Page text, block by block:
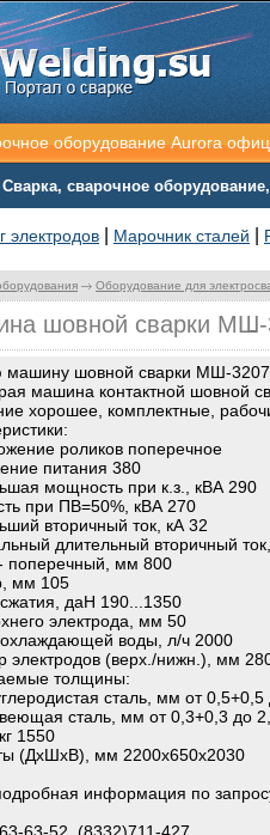
Оборудование для
шовной сварки МШ-
шовной сварки МШ-3207,
машина контактной шовной
хорошее, комплектные,
роликов поперечное
питания 380
мощность при к.з., кВА 290
при ПВ=50%, кВА 270
вторичный ток, кА 32
длительный вторичный
поперечный, мм 800
мм 105
даН 190...1350
электрода, мм 50
воды, л/ч 2000
электродов (верх./нижн.), мм
толщины:
сталь, мм от
сталь, мм от 0,3+0,3 до
1550
(ДхШхВ), мм 2200х650х2030
информация по
оборудование Aurora
Сварка, сварочное
электродов Марочник сталей